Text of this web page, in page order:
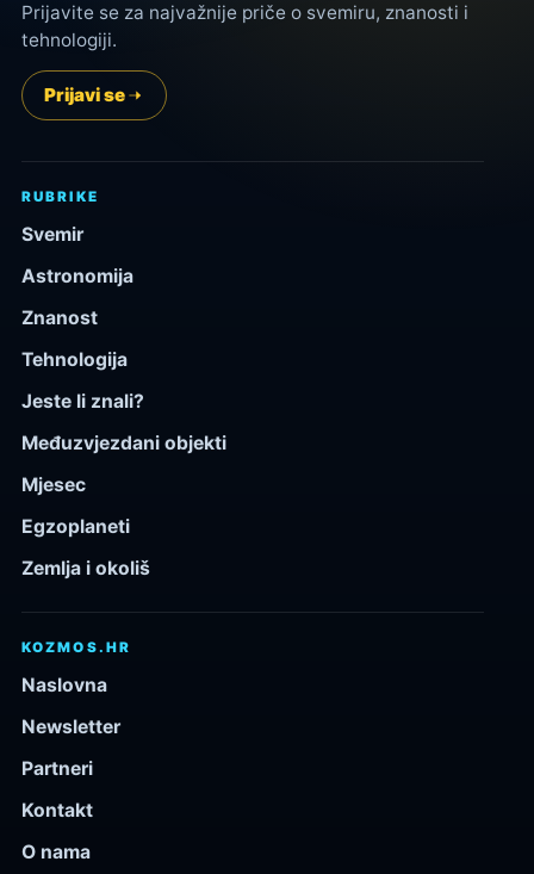
Prijavite se za najvažnije priče o svemiru, znanosti i
tehnologiji.
Prijavi se
RUBRIKE
Svemir
Astronomija
Znanost
Tehnologija
Jeste li znali?
Međuzvjezdani objekti
Mjesec
Egzoplaneti
Zemlja i okoliš
KOZMOS.HR
Naslovna
Newsletter
Partneri
Kontakt
O nama